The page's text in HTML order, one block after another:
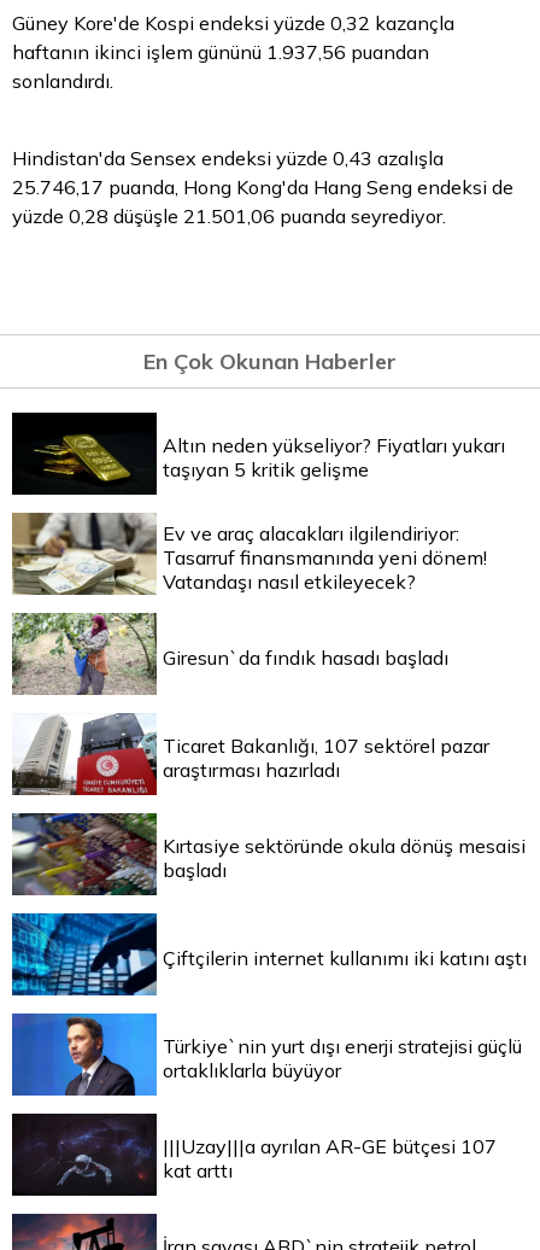
Güney Kore'de Kospi endeksi yüzde 0,32 kazançla
haftanın ikinci işlem gününü 1.937,56 puandan
sonlandırdı.
Hindistan'da Sensex endeksi yüzde 0,43 azalışla
25.746,17 puanda, Hong Kong'da Hang Seng endeksi de
yüzde 0,28 düşüşle 21.501,06 puanda seyrediyor.
En Çok Okunan Haberler
Altın neden yükseliyor? Fiyatları yukarı
taşıyan 5 kritik gelişme
Ev ve araç alacakları ilgilendiriyor:
Tasarruf finansmanında yeni dönem!
Vatandaşı nasıl etkileyecek?
Giresun`da fındık hasadı başladı
Ticaret Bakanlığı, 107 sektörel pazar
araştırması hazırladı
Kırtasiye sektöründe okula dönüş mesaisi
başladı
Çiftçilerin internet kullanımı iki katını aştı
Türkiye`nin yurt dışı enerji stratejisi güçlü
ortaklıklarla büyüyor
|||Uzay|||a ayrılan AR-GE bütçesi 107
kat arttı